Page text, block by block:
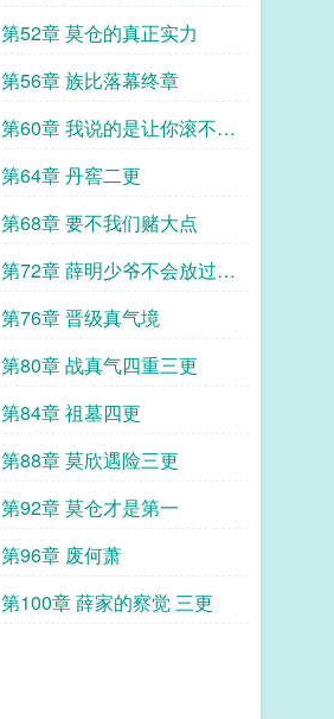
第52章 莫仓的真正实力
第56章 族比落幕终章
第60章 我说的是让你滚不是
走
第64章 丹窖二更
第68章 要不我们赌大点
第72章 薛明少爷不会放过你
的三更
第76章 晋级真气境
第80章 战真气四重三更
第84章 祖墓四更
第88章 莫欣遇险三更
第92章 莫仓才是第一
第96章 废何萧
第100章 薛家的察觉 三更